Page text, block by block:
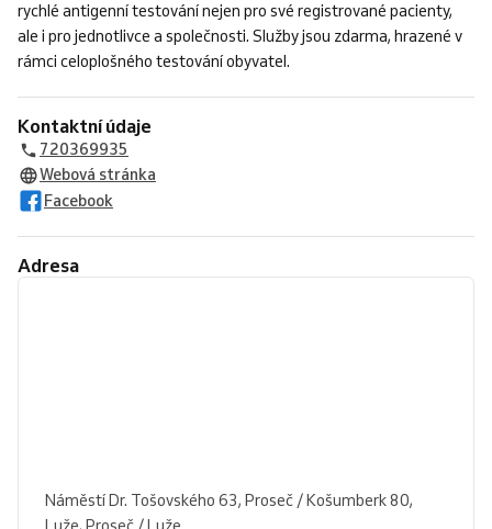
rychlé antigenní testování nejen pro své registrované pacienty,
ale i pro jednotlivce a společnosti. Služby jsou zdarma, hrazené v
rámci celoplošného testování obyvatel.
Kontaktní údaje
720369935
Webová stránka
Facebook
Adresa
Náměstí Dr. Tošovského 63, Proseč / Košumberk 80,